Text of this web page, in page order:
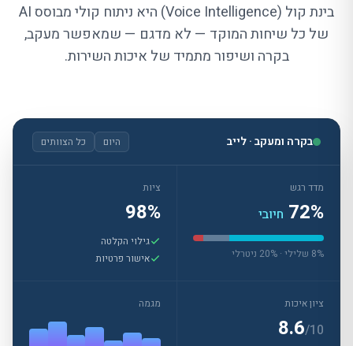
בינת קול (Voice Intelligence) היא ניתוח קולי מבוססAI
של כל שיחות המוקד — לא מדגם — שמאפשר מעקב,
בקרה ושיפור מתמיד של איכות השירות.
בקרה ומעקב · לייב היום כל הצוותים
מדד רגש
72% חיובי
8% שלילי · 20% ניטרלי
ציות
98%
גילוי הקלטה
אישור פרטיות
ציון איכות
8.6/10
מגמה